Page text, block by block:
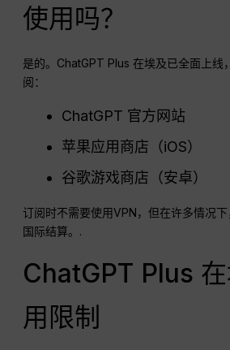
使用吗？
是的。ChatGPT Plus 在埃及已全面上线
阅：
ChatGPT 官方网站
苹果应用商店（iOS）
谷歌游戏商店（安卓）
订阅时不需要使用VPN，但在许多情况
国际结算。.
ChatGPT Plus
用限制